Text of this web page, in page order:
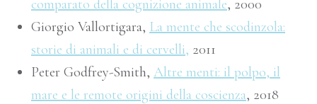
comparato della cognizione animale, 2000
Giorgio Vallortigara, La mente che scodinzola:
storie di animali e di cervelli, 2011
Peter Godfrey-Smith, Altre menti: il polpo, il
mare e le remote origini della coscienza, 2018